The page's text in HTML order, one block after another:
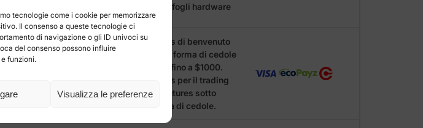
tecnologie come i cookie per memorizzare
Il consenso a queste tecnologie ci
di navigazione o gli ID univoci su
del consenso possono influire
funzioni.
Visualizza le preferenze
criptovalute
portafogli hardware
Adatto ai trader alla
ricerca di altcoin. Dispone
trading a margine.
Bonus di benvenuto
sotto forma di cedole
spot fino a $1000.
Bonus per il trading
sui futures sotto
forma di cedole.